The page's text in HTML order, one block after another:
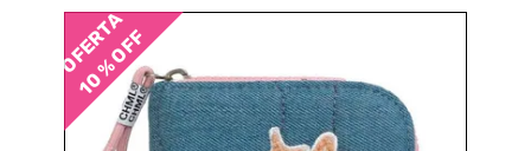
OFERTA
10 % OFF